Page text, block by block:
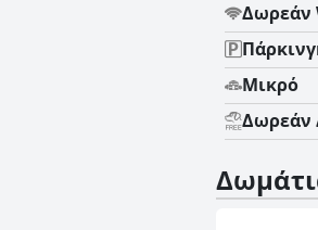
Δωρεάν
Μικρό
Δωρεάν